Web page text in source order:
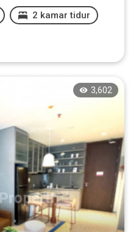
2 kamar tidur
3,602